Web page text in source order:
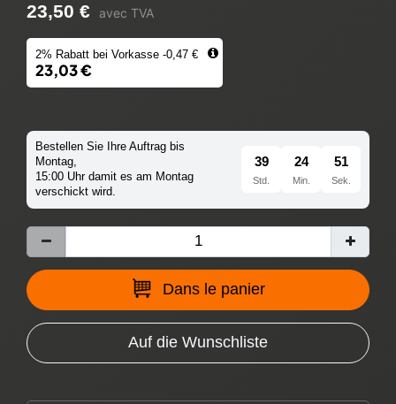
23,50 € avec TVA
2% Rabatt bei Vorkasse -0,47 €
23,03 €
Bestellen Sie Ihre Auftrag bis
Montag,
15:00 Uhr damit es am Montag
verschickt wird.
39
Std.
24
Min.
51
Sek.
Dans le panier
Auf die Wunschliste